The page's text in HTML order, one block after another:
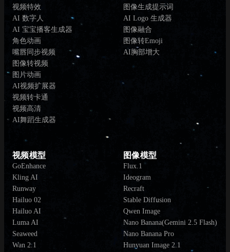
视频特效
AI 数字人
AI 宝宝播客生成器
角色动画
嘴唇同步视频
图像转视频
图片动画
AI视频扩展器
视频转卡通
视频高清
AI舞蹈生成器
图像生成提示词
AI Logo 生成器
图像融合
图像转Emoji
AI胸部增大
视频模型
GoEnhance
Kling AI
Runway
Hailuo 02
Hailuo AI
Luma AI
Seaweed
Wan 2.1
图像模型
Flux.1
Ideogram
Recraft
Stable Diffusion
Qwen Image
Nano Banana(Gemini 2.5 Flash)
Nano Banana Pro
Hunyuan Image 2.1